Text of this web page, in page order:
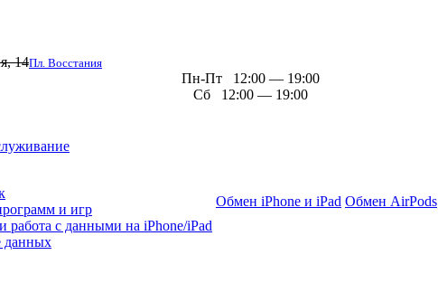
14Пл. Восстания
Пн-Пт 12:00 — 19:00
Сб 12:00 — 19:00
и игр
работа с данными на iPhone/iPad
данных
Обмен iPhone и iPad Обмен AirPods